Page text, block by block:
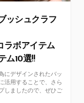
ッシュクラフ
ラボアイテム
ム10選!!
にデザインされたバッ
活用することで、さら
しましたので、ぜひご